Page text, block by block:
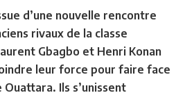
d’une nouvelle rencontre
rivaux de la classe
Gbagbo et Henri Konan
leur force pour faire face
Ils s’unissent